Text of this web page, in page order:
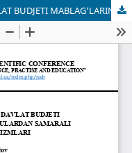
QISHLOQ XO‘JALIGI SOHASIDA DAVLAT BUDJETI MABLAG‘LARINI TAQSIMLASH VA ULARDAN SAMARALI FOYDALANISH MEXANIZMLARI